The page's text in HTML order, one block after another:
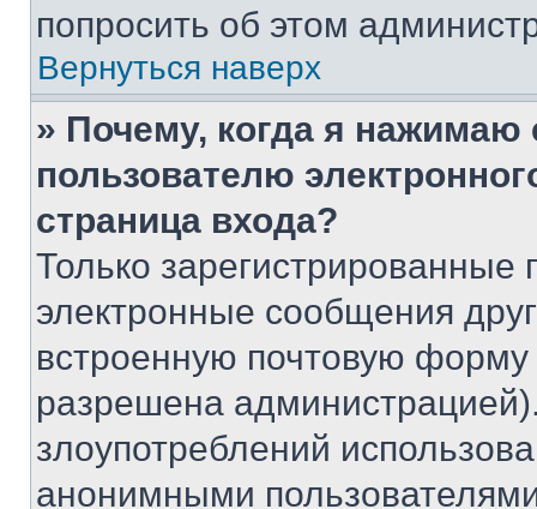
попросить об этом
Вернуться наверх
» Почему, когда я нажимаю
пользователю
страница входа?
Только зарегистрированные
электронные сообщения
встроенную почтовую
разрешена
злоупотреблений
анонимными